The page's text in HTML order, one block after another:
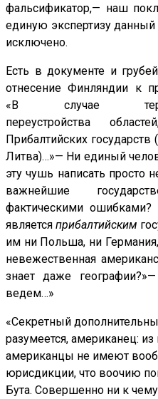
фальсификатор,— наш
единую экспертизу
исключено.
Есть в документе и
отнесение Финляндии к
«В случае
переустройства
Прибалтийских
Литва)…»— Ни единый
эту чушь написать просто
важнейшие
фактическими
является прибалтийским
им ни Польша, ни
невежественная
знает даже
ведем…»
«Секретный
разумеется, американец:
американцы не имеют
юрисдикции, что воочию
Бута. Совершенно ни к